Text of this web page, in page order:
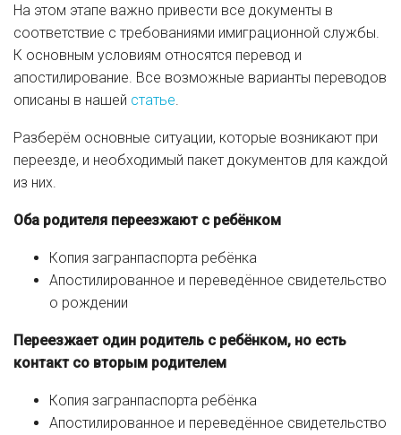
На этом этапе важно привести все документы в
соответствие с требованиями имиграционной службы.
К основным условиям относятся перевод и
апостилирование. Все возможные варианты переводов
описаны в нашей статье
Разберём основные ситуации, которые возникают при
переезде, и необходимый пакет документов для каждой
из них.
Оба родителя переезжают с ребёнком
Копия загранпаспорта ребёнка
Апостилированное и переведённое свидетельство
о рождении
Переезжает один родитель с ребёнком, но есть
контакт со вторым родителем
Копия загранпаспорта ребёнка
Апостилированное и переведённое свидетельство